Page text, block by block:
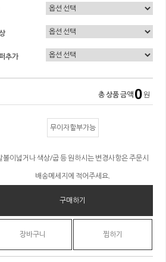
추가
총 상품 금액 0 원
무이자할부가능
볼이넓거나 색상/굽 등 원하시는 변경사항은 주문시
배송메세지에 적어주세요.
구매하기
장바구니 찜하기